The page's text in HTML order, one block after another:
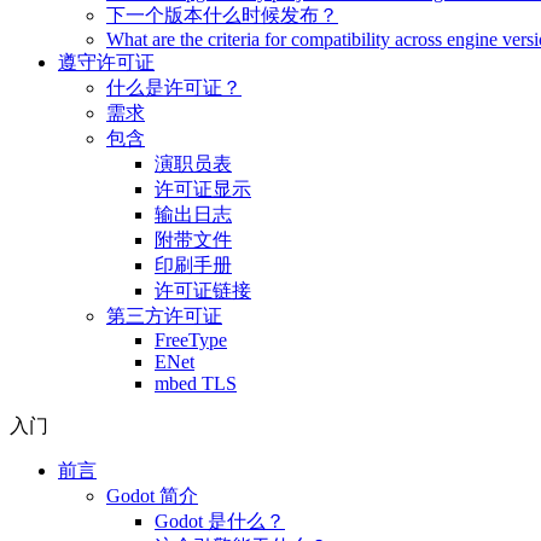
下一个版本什么时候发布？
What are the criteria for compatibility across engine
遵守许可证
什么是许可证？
需求
包含
演职员表
许可证显示
输出日志
附带文件
印刷手册
许可证链接
第三方许可证
FreeType
ENet
mbed TLS
入门
前言
Godot 简介
Godot 是什么？